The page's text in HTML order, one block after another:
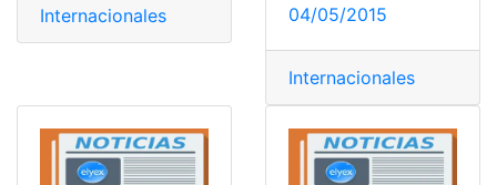
Internacionales
04/05/2015
Internacionales